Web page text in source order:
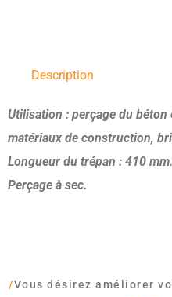
Description
Utilisation : perçage du
matériaux de construction,
Longueur du trépan : 410 mm.
Perçage à sec.
/Vous désirez améliorer